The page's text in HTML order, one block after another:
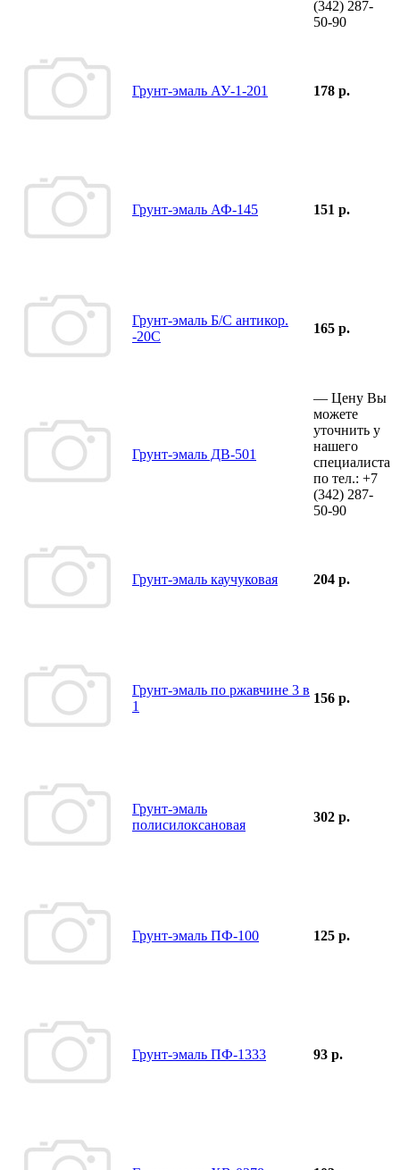
(342) 287-
50-90
Грунт-эмаль АУ-1-201 178 р.
Грунт-эмаль АФ-145 151 р.
Грунт-эмаль Б/С антикор.
-20С
165 р.
Грунт-эмаль ДВ-501
— Цену Вы
можете
уточнить у
нашего
специалиста
по тел.: +7
(342) 287-
50-90
Грунт-эмаль каучуковая 204 р.
Грунт-эмаль по ржавчине 3 в
1
156 р.
Грунт-эмаль
полисилоксановая
302 р.
Грунт-эмаль ПФ-100 125 р.
Грунт-эмаль ПФ-1333 93 р.